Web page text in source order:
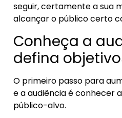
seguir, certamente a sua
alcançar o público certo
Conheça a
defina
O primeiro passo para
e a audiência é conhecer
público-alvo.